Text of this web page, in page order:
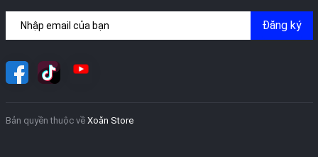
Máy ảnh
Đăng ký
Bản quyền thuộc về Xoăn Store